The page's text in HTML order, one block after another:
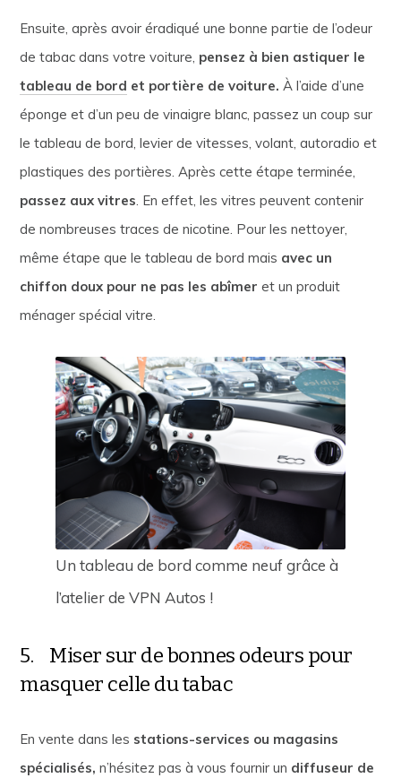
Ensuite, après avoir éradiqué une bonne partie de l’odeur
de tabac dans votre voiture, pensez à bien astiquer le
tableau de bord et portière de voiture.À l’aide d’une
éponge et d’un peu de vinaigre blanc, passez un coup sur
le tableau de bord, levier de vitesses, volant, autoradio et
plastiques des portières. Après cette étape terminée,
passez aux vitres. En effet, les vitres peuvent contenir
de nombreuses traces de nicotine. Pour les nettoyer,
même étape que le tableau de bord mais avec un
chiffon doux pour ne pas les abîmer et un produit
ménager spécial vitre.
Un tableau de bord comme neuf grâce à
l’atelier de VPN Autos !
5. Miser sur de bonnes odeurs pour
masquer celle du tabac
En vente dans les stations-services ou magasins
spécialisés, n’hésitez pas à vous fournir un diffuseur de